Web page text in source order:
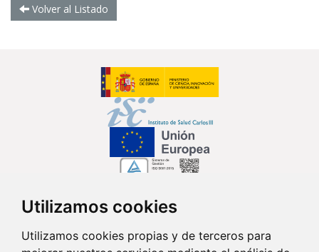
Utilizamos cookies
Utilizamos cookies propias y de terceros para
Volver al Listado
Síguenos en...